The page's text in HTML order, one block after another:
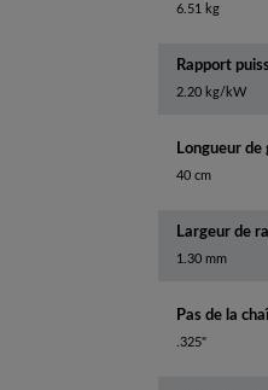
6.51 kg
Rapport
2.20 kg/kW
Longueur de
40 cm
Largeur de
1.30 mm
Pas de la
.325"